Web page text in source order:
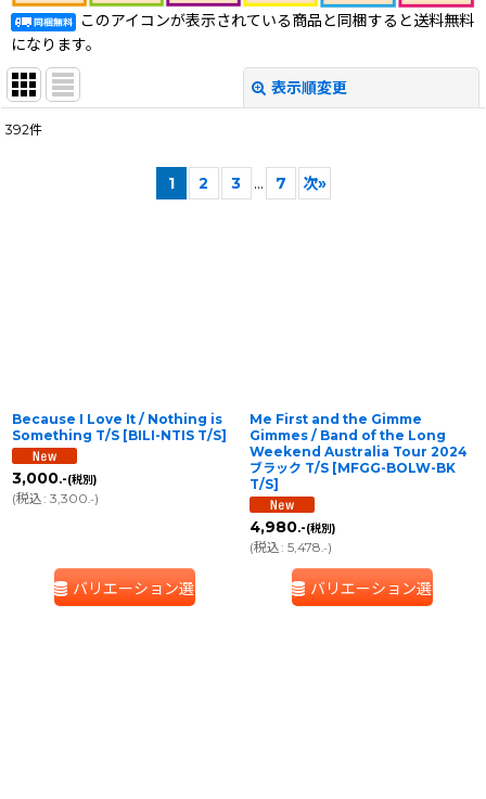
このアイコンが表示されている商品と同梱すると送料無料
になります。
表示順変更
392件
1 2 3 ... 7 次»
Because I Love It / Nothing is
Something T/S [BILI-NTIS T/S]
3,000.-(税別)
(税込: 3,300.-)
バリエーション選択
Me First and the Gimme
Gimmes / Band of the Long
Weekend Australia Tour 2024
ブラック T/S [MFGG-BOLW-BK
T/S]
4,980.-(税別)
(税込: 5,478.-)
バリエーション選択